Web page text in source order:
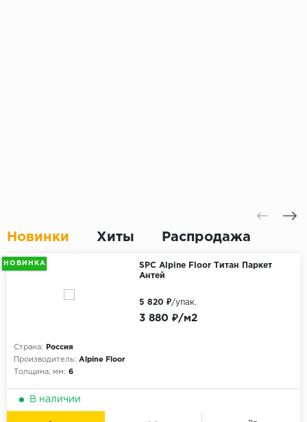
Новинки Хиты Распродажа
НОВИНКА
SPC Alpine Floor Титан Паркет
Антей
Страна:
Россия
Производитель: Alpine Floor
Толщина, мм: 6
3 880 ₽/м2
5 820 ₽/упак.
В наличии